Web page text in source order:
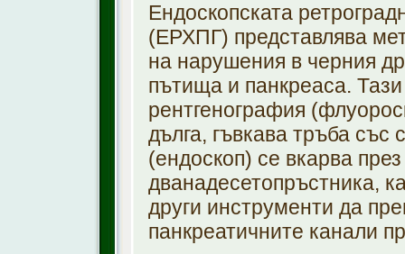
Ендоскопската
(ЕРХПГ) представлява
на нарушения в черния
пътища и панкреаса.
рентгенография
дълга, гъвкава тръба със
(ендоскоп) се вкарва
дванадесетопръстника,
други инструменти да
панкреатичните канали